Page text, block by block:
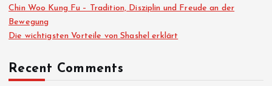
Chin Woo Kung Fu – Tradition, Disziplin und Freude an der
Bewegung
Die wichtigsten Vorteile von Shashel erklärt
Recent Comments